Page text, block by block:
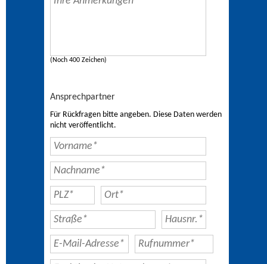
(Noch 400 Zeichen)
Ansprechpartner
Für Rückfragen bitte angeben. Diese Daten werden
nicht veröffentlicht.